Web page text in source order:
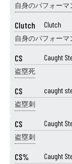
自身のパフォー
Clutch Clutch
自身のパフォー
CS Caught
盗塁死
CS caught
盗塁刺
CS Caught
盗塁刺
CS% Caught